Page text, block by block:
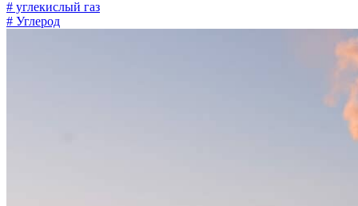
# углекислый газ
# Углерод